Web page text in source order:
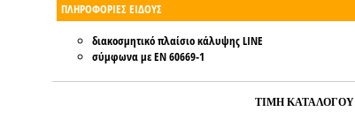
ΠΛΗΡΟΦΟΡΙΕΣ ΕΙΔΟΥΣ
διακοσμητικό πλαίσιο κάλυψης LINE
σύμφωνα με EN 60669-1
ΤΙΜΗ ΚΑΤΑΛΟΓΟΥ